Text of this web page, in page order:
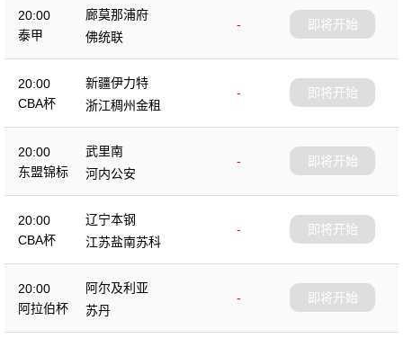
20:00
泰甲
廊莫那浦府
-
佛统联
即将开始
20:00
CBA杯
新疆伊力特
-
浙江稠州金租
即将开始
20:00
东盟锦标
武里南
-
河内公安
即将开始
20:00
CBA杯
辽宁本钢
-
江苏盐南苏科
即将开始
20:00
阿拉伯杯
阿尔及利亚
-
苏丹
即将开始